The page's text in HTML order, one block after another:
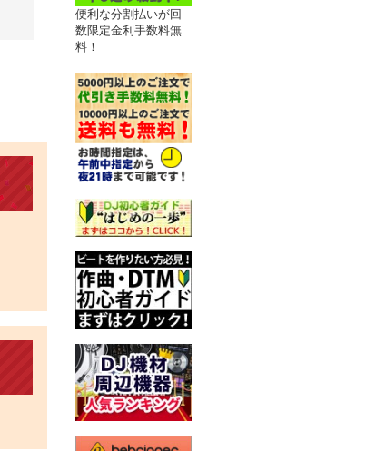
便利な分割払いが回
数限定金利手数料無
料！